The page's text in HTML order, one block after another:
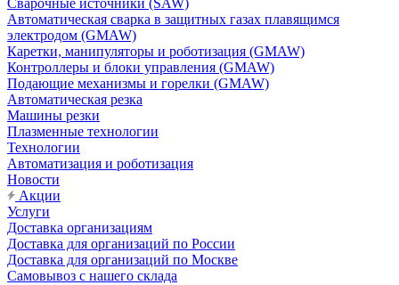
Сварочные источники (SAW)
Автоматическая сварка в защитных газах плавящимся
электродом (GMAW)
Каретки, манипуляторы и роботизация (GMAW)
Контроллеры и блоки управления (GMAW)
Подающие механизмы и горелки (GMAW)
Автоматическая резка
Машины резки
Плазменные технологии
Технологии
Автоматизация и роботизация
Новости
Акции
Услуги
Доставка организациям
Доставка для организаций по России
Доставка для организаций по Москве
Самовывоз с нашего склада